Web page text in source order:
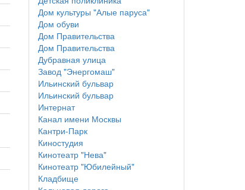
Дом культуры "Алые паруса"
Дом обуви
Дом Правительства
Дом Правительства
Дубравная улица
Завод "Энергомаш"
Ильинский бульвар
Ильинский бульвар
Интернат
Канал имени Москвы
Кантри-Парк
Киностудия
Кинотеатр "Нева"
Кинотеатр "Юбилейный"
Кладбище